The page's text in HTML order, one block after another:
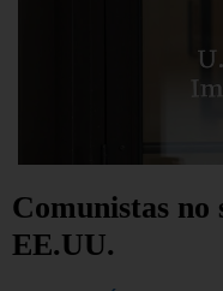
Comunistas no
EE.UU.